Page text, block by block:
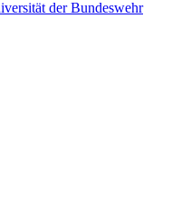
der Bundeswehr